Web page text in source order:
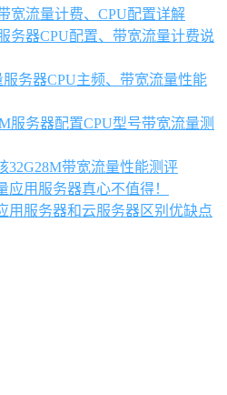
宽流量计费、CPU配置详解
务器CPU配置、带宽流量计费说
务器CPU主频、带宽流量性能
服务器配置CPU型号带宽流量测
32G28M带宽流量性能测评
应用服务器真心不值得！
用服务器和云服务器区别优缺点